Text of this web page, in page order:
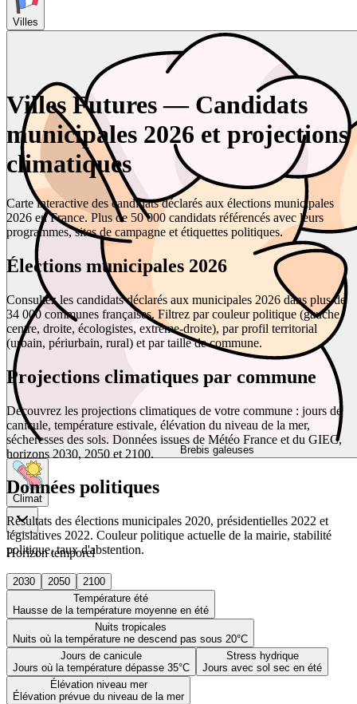
Villes
Brebis galeuses
Climat
Horizon temporel
2030 2050
2100
Température été
Hausse de la température moyenne en été
Nuits tropicales
Nuits où la température ne descend pas sous 20°C
Jours de canicule
Jours où la température dépasse 35°C
Stress hydrique
Jours avec sol sec en été
Élévation niveau mer
Élévation prévue du niveau de la mer
Villes Futures — Candidats
municipales 2026 et projections
climatiques
Carte interactive des candidats déclarés aux élections municipales
2026 en France. Plus de 50 000 candidats référencés avec leurs
programmes, sites de campagne et étiquettes politiques.
Élections municipales 2026
Consultez les candidats déclarés aux municipales 2026 dans plus de
34 000 communes françaises. Filtrez par couleur politique (gauche,
centre, droite, écologistes, extrême-droite), par profil territorial
(urbain, périurbain, rural) et par taille de commune.
Projections climatiques par commune
Découvrez les projections climatiques de votre commune : jours de
canicule, température estivale, élévation du niveau de la mer,
sécheresses des sols. Données issues de Météo France et du GIEC,
horizons 2030, 2050 et 2100.
Données politiques
Résultats des élections municipales 2020, présidentielles 2022 et
législatives 2022. Couleur politique actuelle de la mairie, stabilité
politique, taux d'abstention.